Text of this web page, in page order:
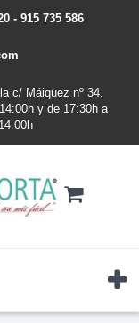
- 915 735 586
c/ Máiquez nº 34,
y de 17:30h a